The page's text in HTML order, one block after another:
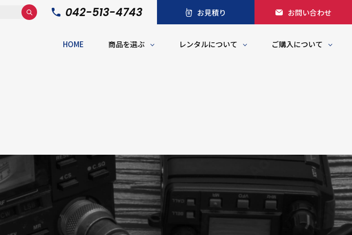
042-513-4743 お見積り お問い合わせ
HOME 商品を選ぶ レンタルについて ご購入について
セサリー